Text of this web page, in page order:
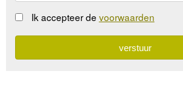
Ik accepteer de voorwaarden